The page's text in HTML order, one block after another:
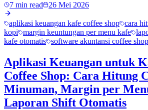
7 min read
26 Mei 2026
aplikasi keuangan kafe coffee shop cara
kopi margin keuntungan per menu kafe
kafe otomatis software akuntansi coffee
Aplikasi Keuangan untuk
Coffee Shop: Cara Hitung
Minuman, Margin per
Laporan Shift Otomatis